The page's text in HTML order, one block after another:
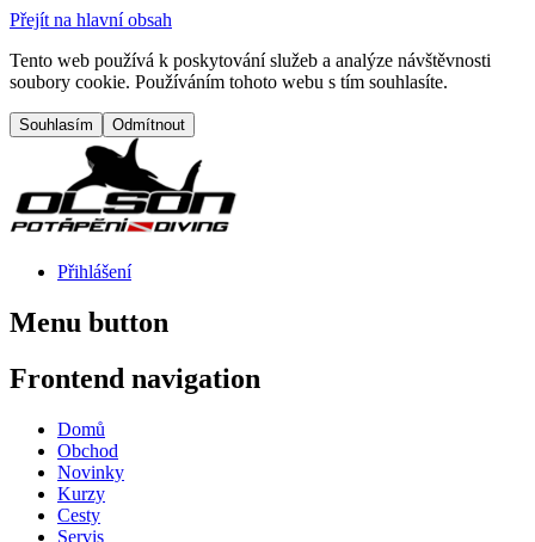
Přejít na hlavní obsah
Tento web používá k poskytování služeb a analýze návštěvnosti
soubory cookie. Používáním tohoto webu s tím souhlasíte.
Přihlášení
Menu button
Frontend navigation
Domů
Obchod
Novinky
Kurzy
Cesty
Servis